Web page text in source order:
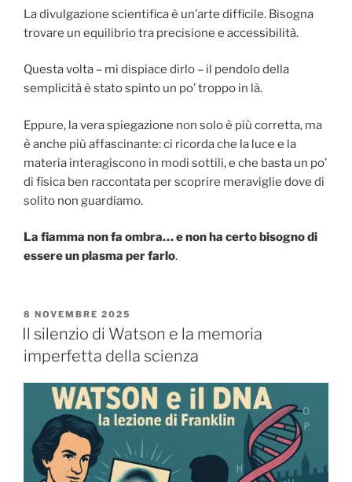
La divulgazione scientifica è un’arte difficile. Bisogna
trovare un equilibrio tra precisione e accessibilità.
Questa volta – mi dispiace dirlo – il pendolo della
semplicità è stato spinto un po’ troppo in là.
Eppure, la vera spiegazione non solo è più corretta, ma
è anche più affascinante: ci ricorda che la luce e la
materia interagiscono in modi sottili, e che basta un po’
di fisica ben raccontata per scoprire meraviglie dove di
solito non guardiamo.
La fiamma non fa ombra… e non ha certo bisogno di
essere un plasma per farlo.
PUBBLICATO
IL
8 NOVEMBRE 2025
Il silenzio di Watson e la memoria
imperfetta della scienza